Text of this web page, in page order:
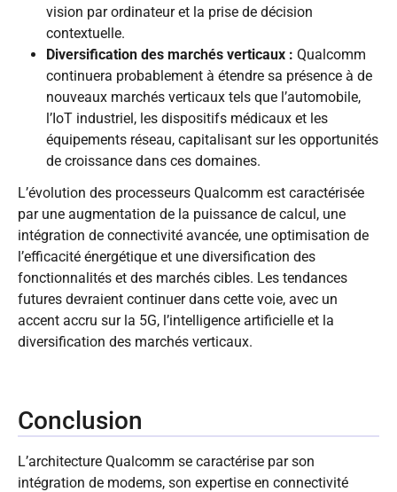
vision par ordinateur et la prise de décision
contextuelle.
Diversification des marchés verticaux : Qualcomm
continuera probablement à étendre sa présence à de
nouveaux marchés verticaux tels que l’automobile,
l’IoT industriel, les dispositifs médicaux et les
équipements réseau, capitalisant sur les opportunités
de croissance dans ces domaines.
L’évolution des processeurs Qualcomm est caractérisée
par une augmentation de la puissance de calcul, une
intégration de connectivité avancée, une optimisation de
l’efficacité énergétique et une diversification des
fonctionnalités et des marchés cibles. Les tendances
futures devraient continuer dans cette voie, avec un
accent accru sur la 5G, l’intelligence artificielle et la
diversification des marchés verticaux.
Conclusion
L’architecture Qualcomm se caractérise par son
intégration de modems, son expertise en connectivité